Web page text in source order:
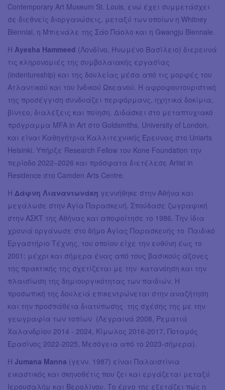
Contemporary Art Museum St. Louis, ενώ έχει συμμετάσχει
σε διεθνείς διοργανώσεις, μεταξύ των οποίων η Whitney
Biennial, η Μπιενάλε της Σάο Πάολο και η Gwangju Biennale.
Η Ayesha Hammeed (Λονδίνο, Ηνωμένο Βασίλειο) διερευνά
τις κληρονομιές της συμβολαιακής εργασίας
(indentureship) και της δουλείας μέσα από τις μορφές του
Ατλαντικού και του Ινδικού Ωκεανού. Η αφροφουτουριστική
της προσέγγιση συνδυάζει περφόρμανς, ηχητικά δοκίμια,
βίντεο, διαλέξεις και ποίηση. Διδάσκει στο μεταπτυχιακό
πρόγραμμα MFA in Art στο Goldsmiths, University of London,
και είναι Καθηγήτρια Καλλιτεχνικής Έρευνας στο Uniarts
Helsinki. Υπήρξε Research Fellow του Kone Foundation την
περίοδο 2022–2026 και πρόσφατα διετέλεσε Artist in
Residence στο Camden Arts Centre.
H Δάφνη Λιαναντωνάκη γεννήθηκε στην Αθήνα και
μεγάλωσε στην Αγία Παρασκευή. Σπούδασε ζωγραφική
στην ΑΣΚΤ της Αθήνας και αποφοίτησε το 1986. Την ίδια
χρονιά οργάνωσε στο δήμο Αγίας Παρασκευής το Παιδικό
Εργαστήριο Τέχνης, του οποίου είχε την ευθύνη έως το
2001: μέχρι και σήμερα ένας από τους βασικούς άξονες
της πρακτικής της σχετίζεται με την κατανόηση και την
πλαισίωση της δημιουργικότητας των παιδιών. Η
προσωπική της δουλειά επικεντρώνεται στην αναζήτηση
και την προσπάθεια διατύπωσης της σχέσης της με την
γεωγραφία των τοπίων (Λεγραινά 2008, Ρεματιά
Χαλανδρίου 2014 - 2024, Κίμωλος 2016-2017, Ποταμός
Ερασίνος 2022-2025, Μεσόγεια από το 2023-σήμερα).
Η Jumana Manna (γενν. 1987) είναι Παλαιστίνια
εικαστικός και σκηνοθέτις που ζει και εργάζεται μεταξύ
Ιερουσαλήμ και Βερολίνου. Το έργο της εξετάζει πώς η